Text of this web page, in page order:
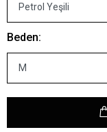
Beden: